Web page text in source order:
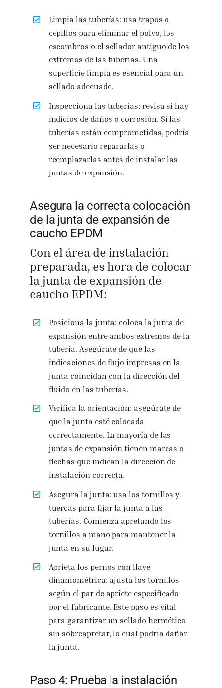
Limpia las tuberías: usa trapos o
cepillos para eliminar el polvo, los
escombros o el sellador antiguo de los
extremos de las tuberías. Una
superficie limpia es esencial para un
sellado adecuado.
Inspecciona las tuberías: revisa si hay
indicios de daños o corrosión. Si las
tuberías están comprometidas, podría
ser necesario repararlas o
reemplazarlas antes de instalar las
juntas de expansión.
Asegura la correcta colocación
de la junta de expansión de
caucho EPDM
Con el área de instalación
preparada, es hora de colocar
la junta de expansión de
caucho EPDM:
Posiciona la junta: coloca la junta de
expansión entre ambos extremos de la
tubería. Asegúrate de que las
indicaciones de flujo impresas en la
junta coincidan con la dirección del
fluido en las tuberías.
Verifica la orientación: asegúrate de
que la junta esté colocada
correctamente. La mayoría de las
juntas de expansión tienen marcas o
flechas que indican la dirección de
instalación correcta.
Asegura la junta: usa los tornillos y
tuercas para fijar la junta a las
tuberías. Comienza apretando los
tornillos a mano para mantener la
junta en su lugar.
Aprieta los pernos con llave
dinamométrica: ajusta los tornillos
según el par de apriete especificado
por el fabricante. Este paso es vital
para garantizar un sellado hermético
sin sobreapretar, lo cual podría dañar
la junta.
Paso 4: Prueba la instalación